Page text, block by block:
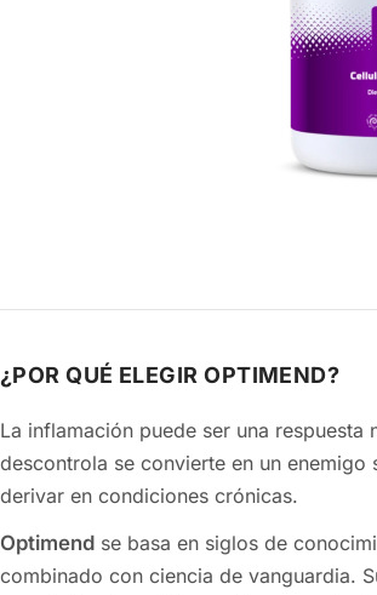
¿POR QUÉ ELEGIR OPTIMEND?
La inflamación puede ser una
descontrola se convierte en un enemigo silencioso que causa dolor, rigidez y puede
derivar en condiciones crónicas.
Optimend se basa en siglos de
combinado con ciencia de vanguardia. Su ingrediente clave, la tetrahidrocurcumina,